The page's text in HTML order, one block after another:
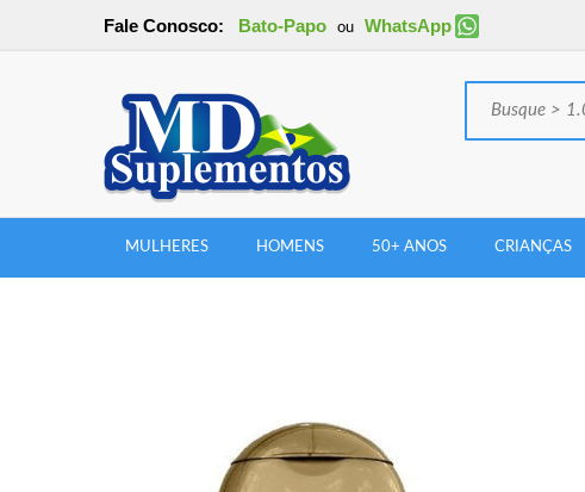
Fale Conosco: Bato-Papo ou WhatsApp
MULHERES HOMENS 50+ ANOS CRIANÇAS